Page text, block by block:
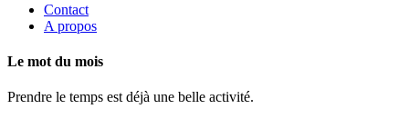
Contact
A propos
Le mot du mois
Prendre le temps est déjà une belle activité.